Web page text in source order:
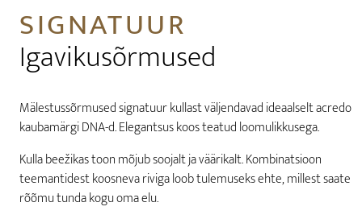
SIGNATUUR
Igavikusõrmused
Mälestussõrmused signatuur kullast väljendavad ideaalselt acredo
kaubamärgi DNA-d. Elegantsus koos teatud loomulikkusega.
Kulla beežikas toon mõjub soojalt ja väärikalt. Kombinatsioon
teemantidest koosneva riviga loob tulemuseks ehte, millest saate
rõõmu tunda kogu oma elu.